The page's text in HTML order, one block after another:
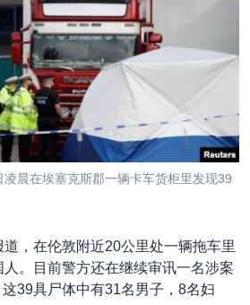
晨在埃塞克斯郡一辆卡车货柜里发现39
，在伦敦附近20公里处一辆拖车里
。目前警方还在继续审讯一名涉案
39具尸体中有31名男子，8名妇